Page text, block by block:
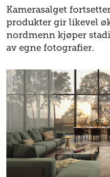
Kamerasalget
produkter gir likevel
nordmenn kjøper
av egne fotografier.